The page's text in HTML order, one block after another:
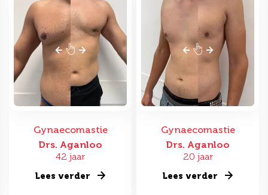
Gynaecomastie
Drs. Aganloo
42 jaar
Lees verder
Gynaecomastie
Drs. Aganloo
20 jaar
Lees verder